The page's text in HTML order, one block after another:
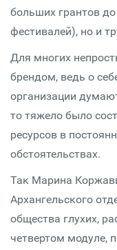
больших грантов
фестивалей), но и
Для многих
брендом, ведь о
организации
то тяжело было
ресурсов в
обстоятельствах.
Так Марина
Архангельского
общества глухих,
четвертом модуле,